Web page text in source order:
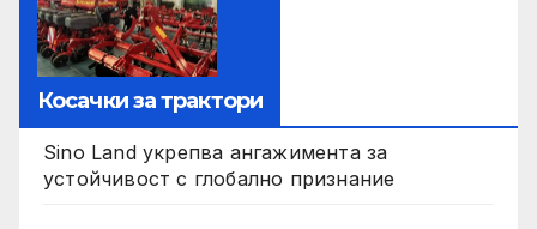
Косачки за трактори
Sino Land укрепва ангажимента за
устойчивост с глобално признание